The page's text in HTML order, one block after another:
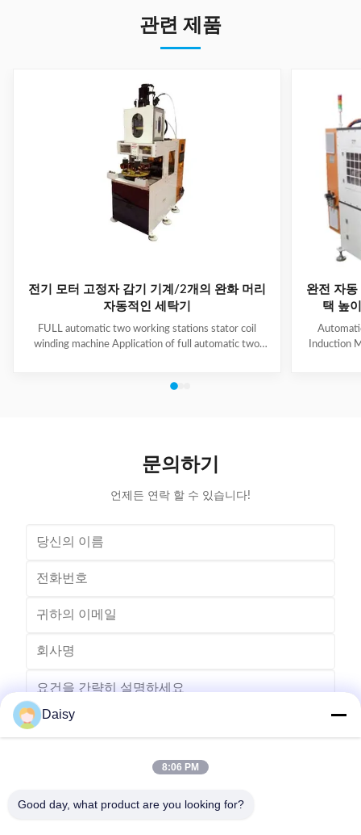
관련 제품
전기 모터 고정자 감기 기계/2개의 완화 머리
자동적인 세탁기
FULL automatic two working stations stator coil
winding machine Application of full automatic two
poles, 4 poles and 6poles coils winding. 1. Main
Winding speed ≤2500RPM Max stator OD 160mm
완전 자
택 높
Induction
문의하기
언제든 연락 할 수 있습니다!
Daisy
8:06 PM
Good day, what product are you looking for?